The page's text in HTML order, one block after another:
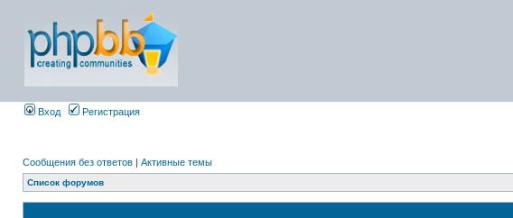
Вход Регистрация
Сообщения без ответов | Активные темы
Список форумов